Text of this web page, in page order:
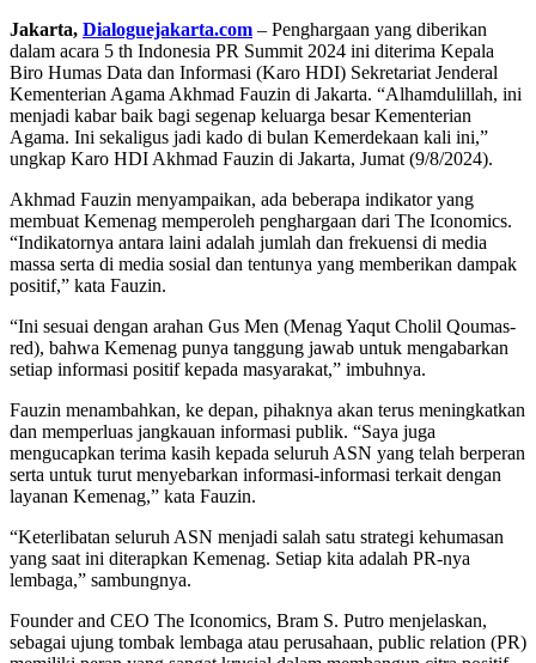
Jakarta, Dialoguejakarta.com – Penghargaan yang diberikan
dalam acara 5 th Indonesia PR Summit 2024 ini diterima Kepala
Biro Humas Data dan Informasi (Karo HDI) Sekretariat Jenderal
Kementerian Agama Akhmad Fauzin di Jakarta. “Alhamdulillah, ini
menjadi kabar baik bagi segenap keluarga besar Kementerian
Agama. Ini sekaligus jadi kado di bulan Kemerdekaan kali ini,”
ungkap Karo HDI Akhmad Fauzin di Jakarta, Jumat (9/8/2024).
Akhmad Fauzin menyampaikan, ada beberapa indikator yang
membuat Kemenag memperoleh penghargaan dari The Iconomics.
“Indikatornya antara laini adalah jumlah dan frekuensi di media
massa serta di media sosial dan tentunya yang memberikan dampak
positif,” kata Fauzin.
“Ini sesuai dengan arahan Gus Men (Menag Yaqut Cholil Qoumas-
red), bahwa Kemenag punya tanggung jawab untuk mengabarkan
setiap informasi positif kepada masyarakat,” imbuhnya.
Fauzin menambahkan, ke depan, pihaknya akan terus meningkatkan
dan memperluas jangkauan informasi publik. “Saya juga
mengucapkan terima kasih kepada seluruh ASN yang telah berperan
serta untuk turut menyebarkan informasi-informasi terkait dengan
layanan Kemenag,” kata Fauzin.
“Keterlibatan seluruh ASN menjadi salah satu strategi kehumasan
yang saat ini diterapkan Kemenag. Setiap kita adalah PR-nya
lembaga,” sambungnya.
Founder and CEO The Iconomics, Bram S. Putro menjelaskan,
sebagai ujung tombak lembaga atau perusahaan, public relation (PR)